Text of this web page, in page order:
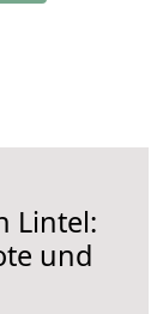
Lintel:
und